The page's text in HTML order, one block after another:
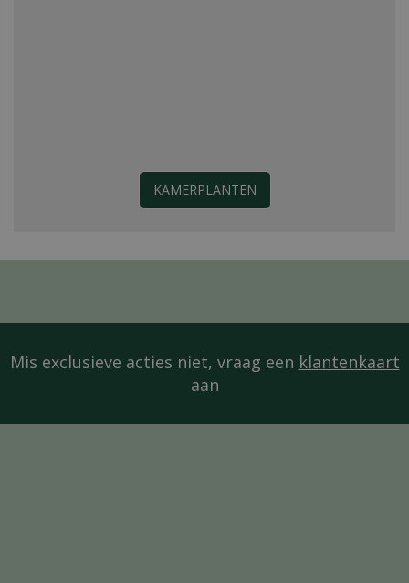
KAMERPLANTEN
Mis exclusieve acties niet, vraag een klantenkaart
aan